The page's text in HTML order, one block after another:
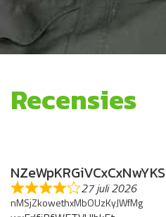
Recensies
NZeWpKRGiVCxCxNwYKS
27 juli 2026
nMSjZkowethxMbOUzKyJWfMg